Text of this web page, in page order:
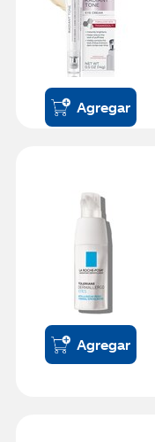
Agregar
Agregar